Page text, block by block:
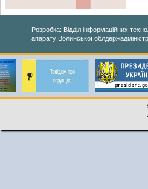
Розробка: Відділ інформаційних
апарату Волинської